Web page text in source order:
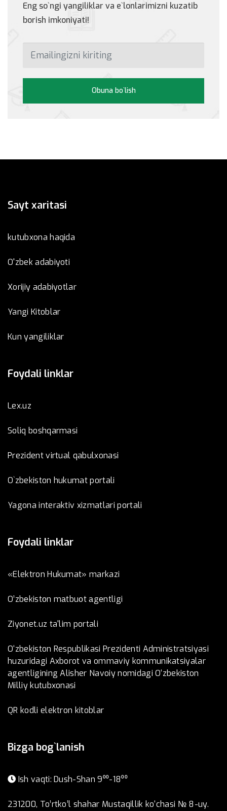
Eng so`ngi yangiliklar va e`lonlarimizni kuzatib
borish imkoniyati!
Obuna bo`lish
Sayt xaritasi
kutubxona haqida
O'zbek adabiyoti
Xorijiy adabiyotlar
Yangi Kitoblar
Kun yangiliklar
Foydali linklar
Lex.uz
Soliq boshqarmasi
Prezident virtual qabulxonasi
O`zbekiston hukumat portali
Yagona interaktiv xizmatlari portali
Foydali linklar
«Elektron Hukumat» markazi
O’zbеkistоn mаtbuоt аgеntligi
Ziyonet.uz ta'lim portali
O‘zbekiston Respublikasi Prezidenti Administratsiyasi
huzuridagi Axborot va ommaviy kommunikatsiyalar
agentligining Alisher Navoiy nomidagi O‘zbekiston
Milliy kutubxonasi
QR kodli elektron kitoblar
Bizga bog`lanish
Ish vaqti: Dush-Shan 9⁰⁰-18⁰⁰
231200, To’rtko’l shahar Mustaqillik ko‘chasi № 8-uy.